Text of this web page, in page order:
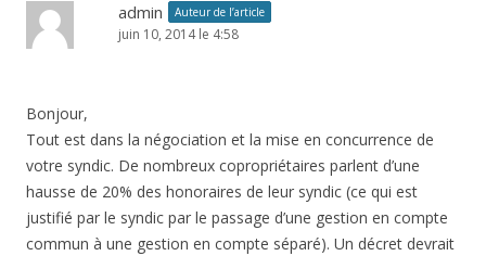
admin Auteur de l’article
juin 10, 2014 le 4:58
Bonjour,
Tout est dans la négociation et la mise en concurrence de
votre syndic. De nombreux copropriétaires parlent d’une
hausse de 20% des honoraires de leur syndic (ce qui est
justifié par le syndic par le passage d’une gestion en compte
commun à une gestion en compte séparé). Un décret devrait